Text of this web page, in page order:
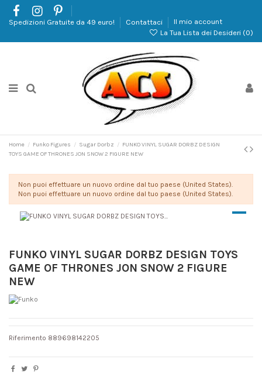
Spedizioni Gratuite da 49 euro! Contattaci
Il mio account
La Tua Lista dei Desideri (0)
Home Funko Figures Sugar Dorbz
FUNKO VINYL SUGAR DORBZ DESIGN
TOYS GAME OF THRONES JON SNOW 2 FIGURE NEW
Non puoi effettuare un nuovo ordine dal tuo paese (United States).
Non puoi effettuare un nuovo ordine dal tuo paese (United States).
FUNKO VINYL SUGAR DORBZ DESIGN TOYS
GAME OF THRONES JON SNOW 2 FIGURE
NEW
Riferimento 889698142205